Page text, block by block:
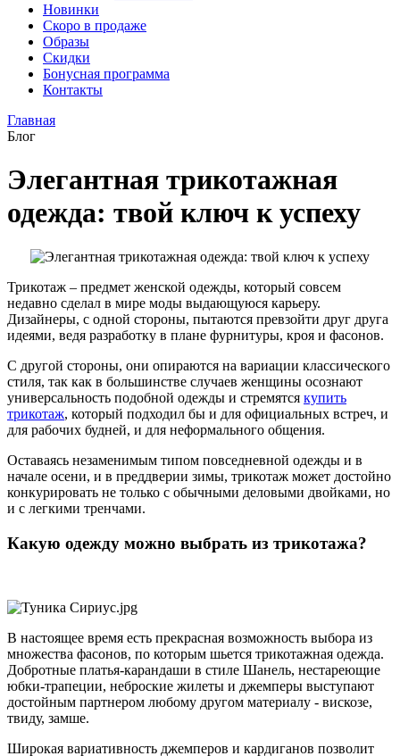
Новинки
Скоро в продаже
Образы
Скидки
Бонусная программа
Контакты
Главная
Блог
Элегантная трикотажная
одежда: твой ключ к успеху
Трикотаж – предмет женской одежды, который совсем
недавно сделал в мире моды выдающуюся карьеру.
Дизайнеры, с одной стороны, пытаются превзойти друг друга
идеями, ведя разработку в плане фурнитуры, кроя и фасонов.
С другой стороны, они опираются на вариации классического
стиля, так как в большинстве случаев женщины осознают
универсальность подобной одежды и стремятся купить
трикотаж, который подходил бы и для официальных встреч, и
для рабочих будней, и для неформального общения.
Оставаясь незаменимым типом повседневной одежды и в
начале осени, и в преддверии зимы, трикотаж может достойно
конкурировать не только с обычными деловыми двойками, но
и с легкими тренчами.
Какую одежду можно выбрать из трикотажа?
В настоящее время есть прекрасная возможность выбора из
множества фасонов, по которым шьется трикотажная одежда.
Добротные платья-карандаши в стиле Шанель, нестареющие
юбки-трапеции, неброские жилеты и джемперы выступают
достойным партнером любому другом материалу - вискозе,
твиду, замше.
Широкая вариативность джемперов и кардиганов позволит